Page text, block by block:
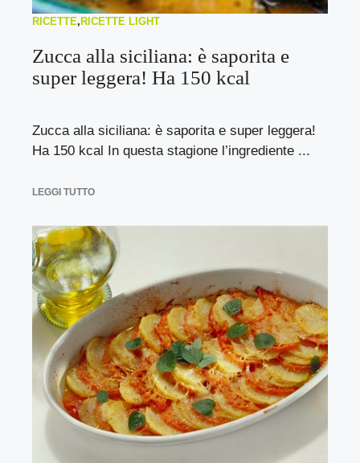
RICETTE,RICETTE LIGHT
Zucca alla siciliana: è saporita e
super leggera! Ha 150 kcal
Zucca alla siciliana: è saporita e super leggera!
Ha 150 kcal In questa stagione l’ingrediente ...
LEGGI TUTTO